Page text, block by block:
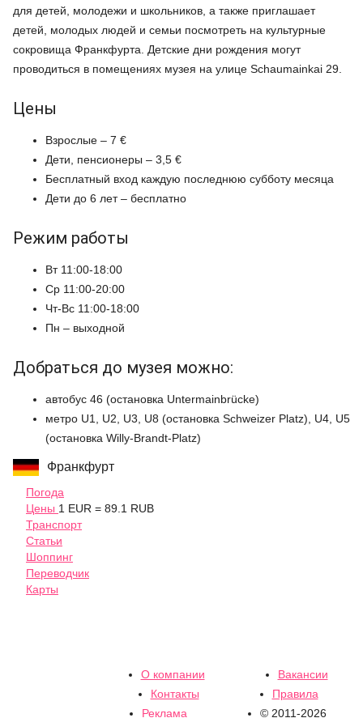
для детей, молодежи и школьников, а также приглашает
детей, молодых людей и семьи посмотреть на культурные
сокровища Франкфурта. Детские дни рождения могут
проводиться в помещениях музея на улице Schaumainkai 29.
Цены
Взрослые – 7 €
Дети, пенсионеры – 3,5 €
Бесплатный вход каждую последнюю субботу месяца
Дети до 6 лет – бесплатно
Режим работы
Вт 11:00-18:00
Ср 11:00-20:00
Чт-Вс 11:00-18:00
Пн – выходной
Добраться до музея можно:
автобус 46 (остановка Untermainbrücke)
метро U1, U2, U3, U8 (остановка Schweizer Platz), U4, U5
(остановка Willy-Brandt-Platz)
Франкфурт
Погода
Цены 1 EUR = 89.1 RUB
Транспорт
Статьи
Шоппинг
Переводчик
Карты
О компании
Вакансии
Контакты
Правила
Реклама
© 2011-2026